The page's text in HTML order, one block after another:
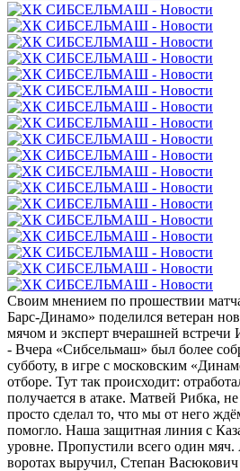
Своим мнением по прошествии
Барс-Динамо» поделился ветеран
мячом и эксперт вчерашней
- Вчера «Сибсельмаш» был более
субботу, в игре с московским
отборе. Тут так происходит:
получается в атаке. Матвей Рибка,
просто сделал то, что мы от него
помогло. Наша защитная линия с
уровне. Пропустили всего один
воротах выручил, Степан Васюкович